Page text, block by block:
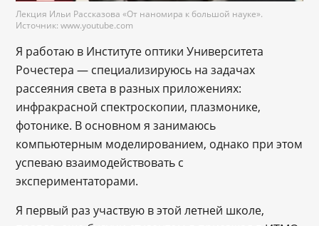
Лекция Ильи Рассказова «От наномира к большой науке».
Источник: www.youtube.com
Я работаю в Институте оптики Университета
Рочестера — специализируюсь на задачах
рассеяния света в разных приложениях:
инфракрасной спектроскопии, плазмонике,
фотонике. В основном я занимаюсь
компьютерным моделированием, однако при этом
успеваю взаимодействовать с
экспериментаторами.
Я первый раз участвую в этой летней школе,